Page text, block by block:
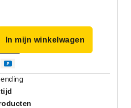
In mijn winkelwagen